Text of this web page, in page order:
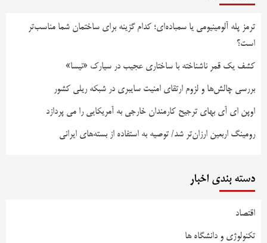
ترمز پله آلومینیومی یا سمباده‌ای؛ کدام گزینه برای ساختمان شما مناسب‌تر
است؟
کشف یک قمر ناشناخته با ساختاری عجیب در سیارک «نیسا»
بررسی چالش‌ها و لزوم ارتقای امنیت سایبری در شبکه ریلی کشور
اوپن ای آی بهای ترجیح کارمندان خارجی به آمریکایی را می پردازد
رومینگ اربعین ارزان‌تر شد/ توصیه به استفاده از بسته‌های ایرانی
دسته بندی اخبار
اقتصاد
تکنولوژی و دانشگاه ها